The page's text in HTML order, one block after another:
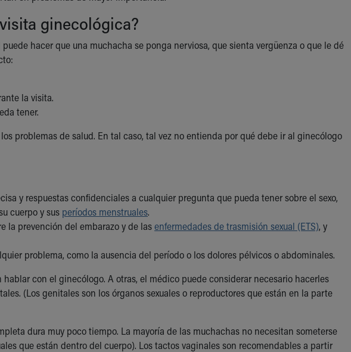
ginecológica?
hacer que una muchacha se ponga nerviosa, que sienta vergüenza o que le dé
la visita.
tener.
problemas de salud. En tal caso, tal vez no entienda por qué debe ir al ginecólogo
y respuestas confidenciales a cualquier pregunta que pueda tener sobre el sexo,
cuerpo y sus períodos menstruales.
la prevención del embarazo y de lasenfermedades de trasmisión sexual (ETS), y
problema, como la ausencia del período o los dolores pélvicos o abdominales.
con el ginecólogo. A otras, el médico puede considerar necesario hacerles
(Los genitales son los órganos sexuales o reproductores que están en la parte
dura muy poco tiempo. La mayoría de las muchachas no necesitan someterse
que están dentro del cuerpo). Los tactos vaginales son recomendables a partir